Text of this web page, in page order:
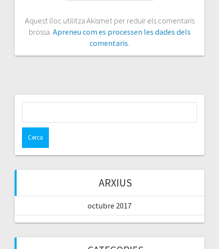
Aquest lloc utilitza Akismet per reduir els comentaris
brossa. Apreneu com es processen les dades dels
comentaris
ARXIUS
octubre 2017